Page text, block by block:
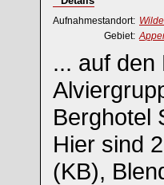
Aufnahmestandort:
Gebiet:
... auf den
Berghotel
Hier sind
(KB),